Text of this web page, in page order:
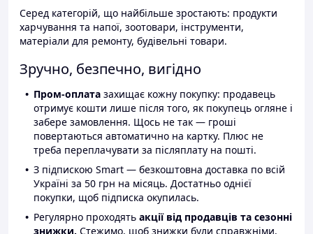
Серед категорій, що найбільше зростають: продукти
харчування та напої, зоотовари, інструменти,
матеріали для ремонту, будівельні товари.
Зручно, безпечно, вигідно
Пром-оплата захищає кожну покупку: продавець
отримує кошти лише після того, як покупець огляне і
забере замовлення. Щось не так — гроші
повертаються автоматично на картку. Плюс не
треба переплачувати за післяплату на пошті.
З підпискою Smart — безкоштовна доставка по всій
Україні за 50 грн на місяць. Достатньо однієї
покупки, щоб підписка окупилась.
Регулярно проходять акції від продавців та сезонні
знижки. Стежимо, щоб знижки були справжніми.